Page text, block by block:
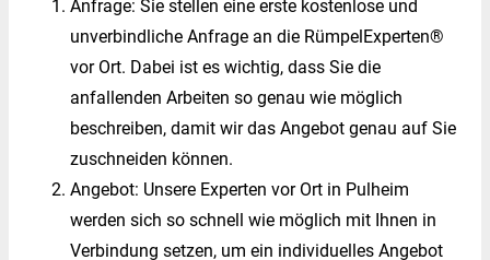
Anfrage: Sie stellen eine erste kostenlose und
unverbindliche Anfrage an die RümpelExperten®
vor Ort. Dabei ist es wichtig, dass Sie die
anfallenden Arbeiten so genau wie möglich
beschreiben, damit wir das Angebot genau auf Sie
zuschneiden können.
Angebot: Unsere Experten vor Ort in Pulheim
werden sich so schnell wie möglich mit Ihnen in
Verbindung setzen, um ein individuelles Angebot